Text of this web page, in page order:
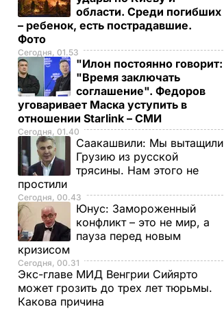
области. Среди погибших
– ребенок, есть пострадавшие.
Фото
Сегодня, 01.53
"Илон постоянно говорит:
"Время заключать
соглашение". Федоров
уговаривает Маска уступить в
отношении Starlink – СМИ
Сегодня, 01.40
Саакашвили: Мы вытащили
Грузию из русской
трясины. Нам этого не
простили
Сегодня, 00.43
Юнус: Замороженный
конфликт – это не мир, а
пауза перед новым
кризисом
Сегодня, 00.31
Экс-главе МИД Венгрии Сийярто
может грозить до трех лет тюрьмы.
Какова причина